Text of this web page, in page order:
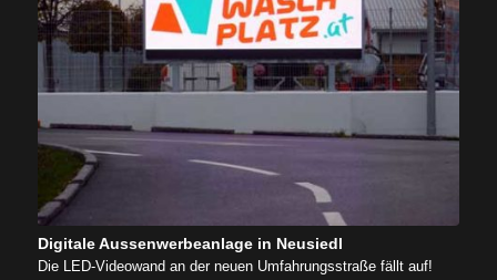
Digitale Aussenwerbeanlage in Neusiedl
Die LED-Videowand an der neuen Umfahrungsstraße fällt auf!